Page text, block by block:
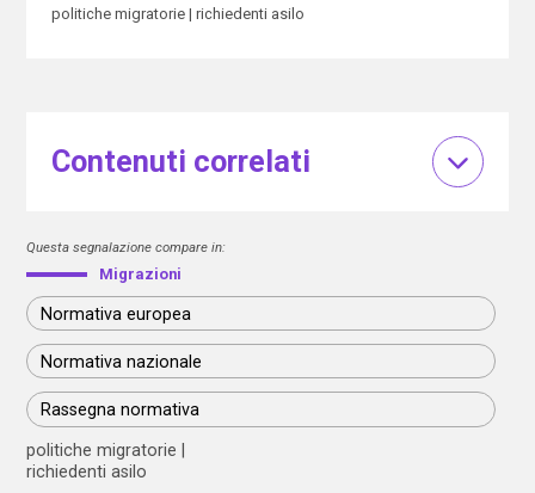
politiche migratorie richiedenti asilo
Contenuti correlati
Questa segnalazione compare in:
Migrazioni
Normativa europea
Normativa nazionale
Rassegna normativa
politiche migratorie
richiedenti asilo